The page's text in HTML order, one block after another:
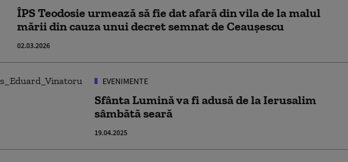
ÎPS Teodosie urmează să fie dat afară din vila de la malul
mării din cauza unui decret semnat de Ceaușescu
02.03.2026
EVENIMENTE
Sfânta Lumină va fi adusă de la Ierusalim
sâmbătă seară
19.04.2025